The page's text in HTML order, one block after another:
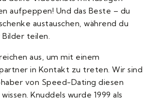
aufpeppen! Und das Beste – du
austauschen, während du
teilen.
aus, um mit einem
in Kontakt zu treten. Wir sind
von Speed-Dating diesen
Knuddels wurde 1999 als